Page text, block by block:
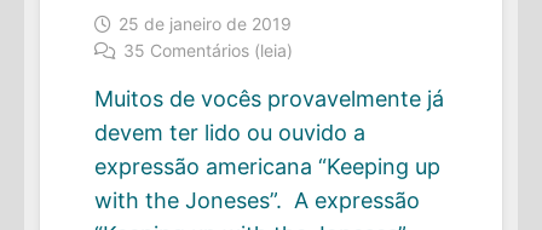
25 de janeiro de 2019
35 Comentários (leia)
Muitos de vocês provavelmente já
devem ter lido ou ouvido a
expressão americana “Keeping up
with the Joneses”. A expressão